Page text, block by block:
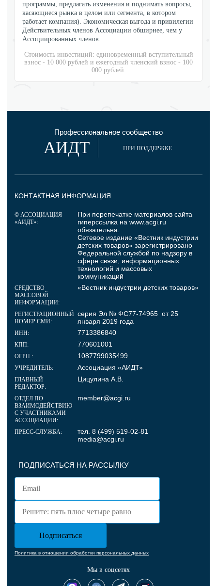
программы, предлагать изменения и поднимать вопросы,
касающиеся рынка в целом или сегмента, в котором
работает компания). Экономическая выгода и привилегии
Действительных членов Ассоциации обширнее, чем у
Ассоциированных членов.
Стоимость инвестиций: единовременный вступительный
взнос - 10 000 рублей и ежегодный членский взнос - 100
000 рублей.
Профессиональное сообщество
АИДТ ПРИ ПОДДЕРЖКЕ
ПОДПИСАТЬСЯ НА РАССЫЛКУ
Политика в отношении обработки персональных данных
Мы в соцсетях
КОНТАКТНАЯ ИНФОРМАЦИЯ
© АССОЦИАЦИЯ
«АИДТ»:
При перепечатке материалов сайта
гиперссылка на www.acgi.ru
обязательна.
Сетевое издание «Вестник индустрии
детских товаров» зарегистрировано
Федеральной службой по надзору в
сфере связи, информационных
технологий и массовых
коммуникаций
СРЕДСТВО
МАССОВОЙ
ИНФОРМАЦИИ:
«Вестник индустрии детских товаров»
РЕГИСТРАЦИОННЫЙ
НОМЕР СМИ:
серия Эл № ФС77-74965 от 25
января 2019 года
ИНН: 7713386840
КПП: 770601001
ОГРН : 1087799035499
УЧРЕДИТЕЛЬ: Ассоциация «АИДТ»
ГЛАВНЫЙ
РЕДАКТОР:
Цицулина А.В.
ОТДЕЛ ПО
ВЗАИМОДЕЙСТВИЮ
С УЧАСТНИКАМИ
АССОЦИАЦИИ:
member@acgi.ru
ПРЕСС-СЛУЖБА:
тел. 8 (499) 519-02-81
media@acgi.ru